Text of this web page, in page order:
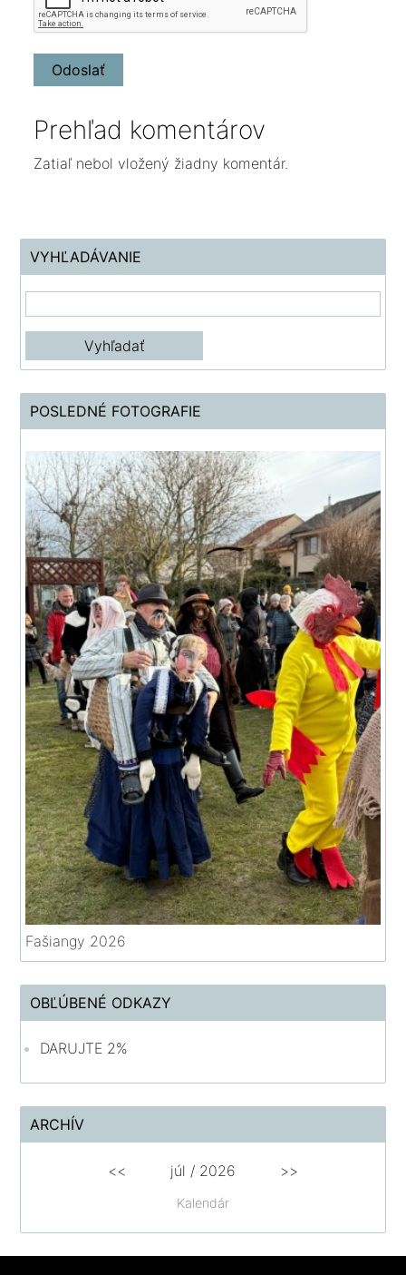
Prehľad komentárov
Zatiaľ nebol vložený žiadny komentár.
VYHĽADÁVANIE
POSLEDNÉ FOTOGRAFIE
Fašiangy 2026
OBĽÚBENÉ ODKAZY
DARUJTE 2%
ARCHÍV
Kalendár
<< júl / 2026 >>